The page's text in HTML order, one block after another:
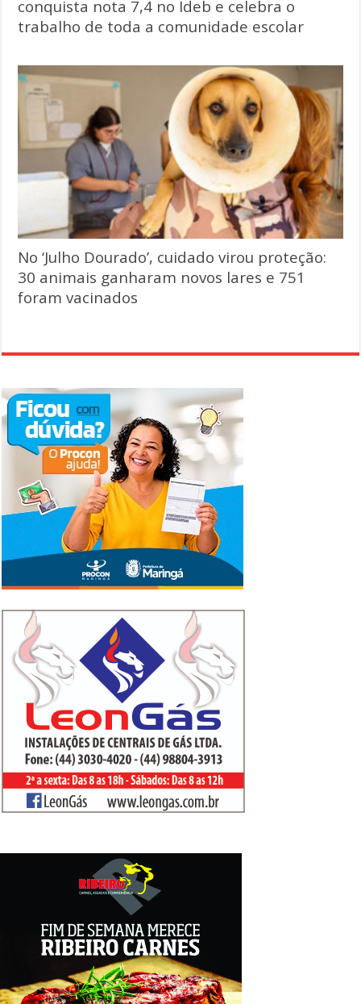
conquista nota 7,4 no Ideb e celebra o
trabalho de toda a comunidade escolar
No ‘Julho Dourado’, cuidado virou proteção:
30 animais ganharam novos lares e 751
foram vacinados